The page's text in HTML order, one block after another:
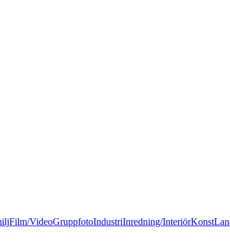
Film/VideoGruppfotoIndustriInredning/InteriörKonst